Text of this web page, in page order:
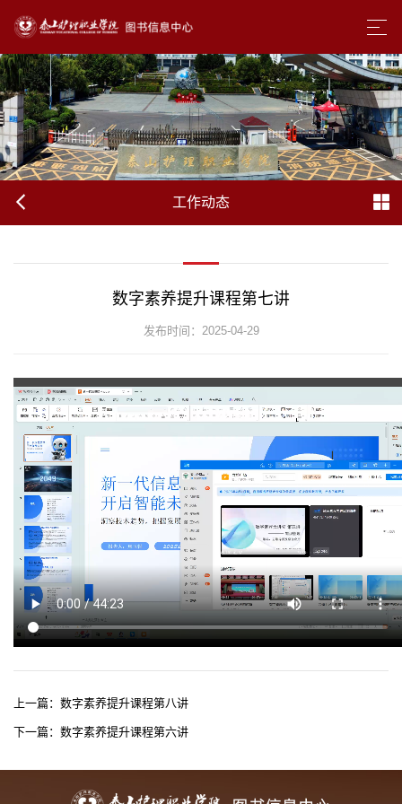
工作动态
数字素养提升课程第七讲
发布时间：2025-04-29
上一篇： 数字素养提升课程第八讲
下一篇： 数字素养提升课程第六讲